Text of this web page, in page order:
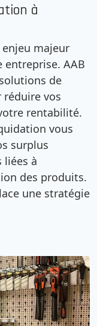
à
majeur
AAB
de
réduire vos
rentabilité.
vous
surplus
liées à
des produits.
une stratégie